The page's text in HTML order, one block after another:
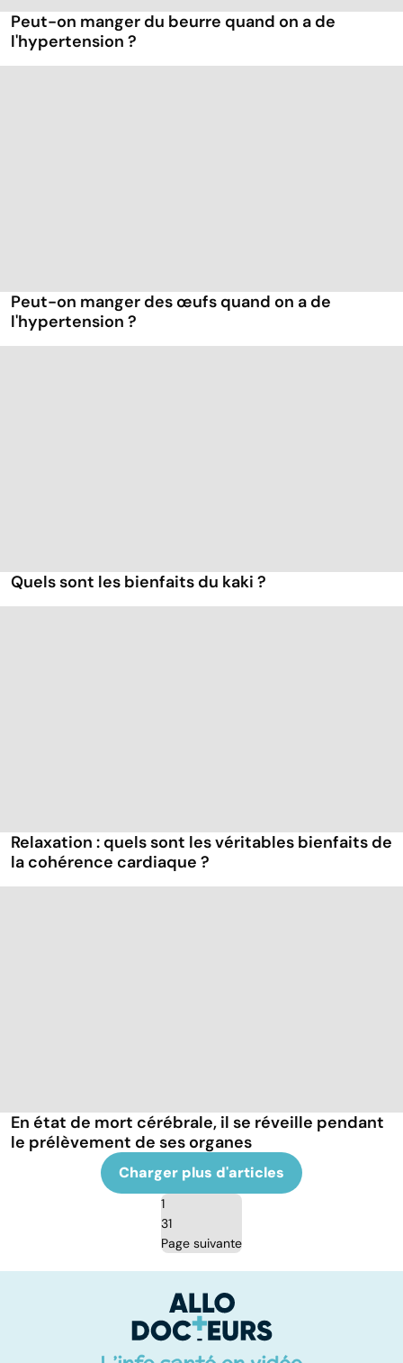
Peut-on manger du beurre quand on a de
l'hypertension ?
Peut-on manger des œufs quand on a de
l'hypertension ?
Quels sont les bienfaits du kaki ?
Relaxation : quels sont les véritables bienfaits de
la cohérence cardiaque ?
En état de mort cérébrale, il se réveille pendant
le prélèvement de ses organes
Charger plus d'articles
1
31
Page suivante